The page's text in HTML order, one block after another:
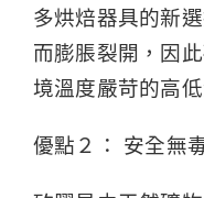
多烘焙器具的新
而膨脹裂開，因
境溫度嚴苛的高
優點２： 安全無